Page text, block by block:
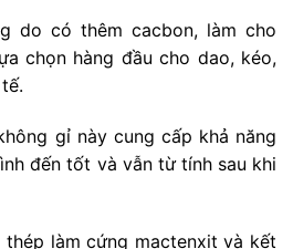
do có thêm cacbon, làm cho
chọn hàng đầu cho dao, kéo,
gỉ này cung cấp khả năng
đến tốt và vẫn từ tính sau khi
thép làm cứng mactenxit và kết